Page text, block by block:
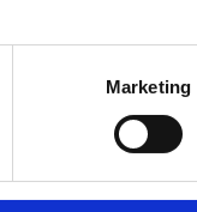
metro,Marketing